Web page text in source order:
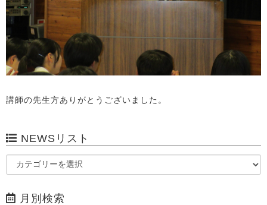
講師の先生方ありがとうございました。
NEWSリスト
月別検索